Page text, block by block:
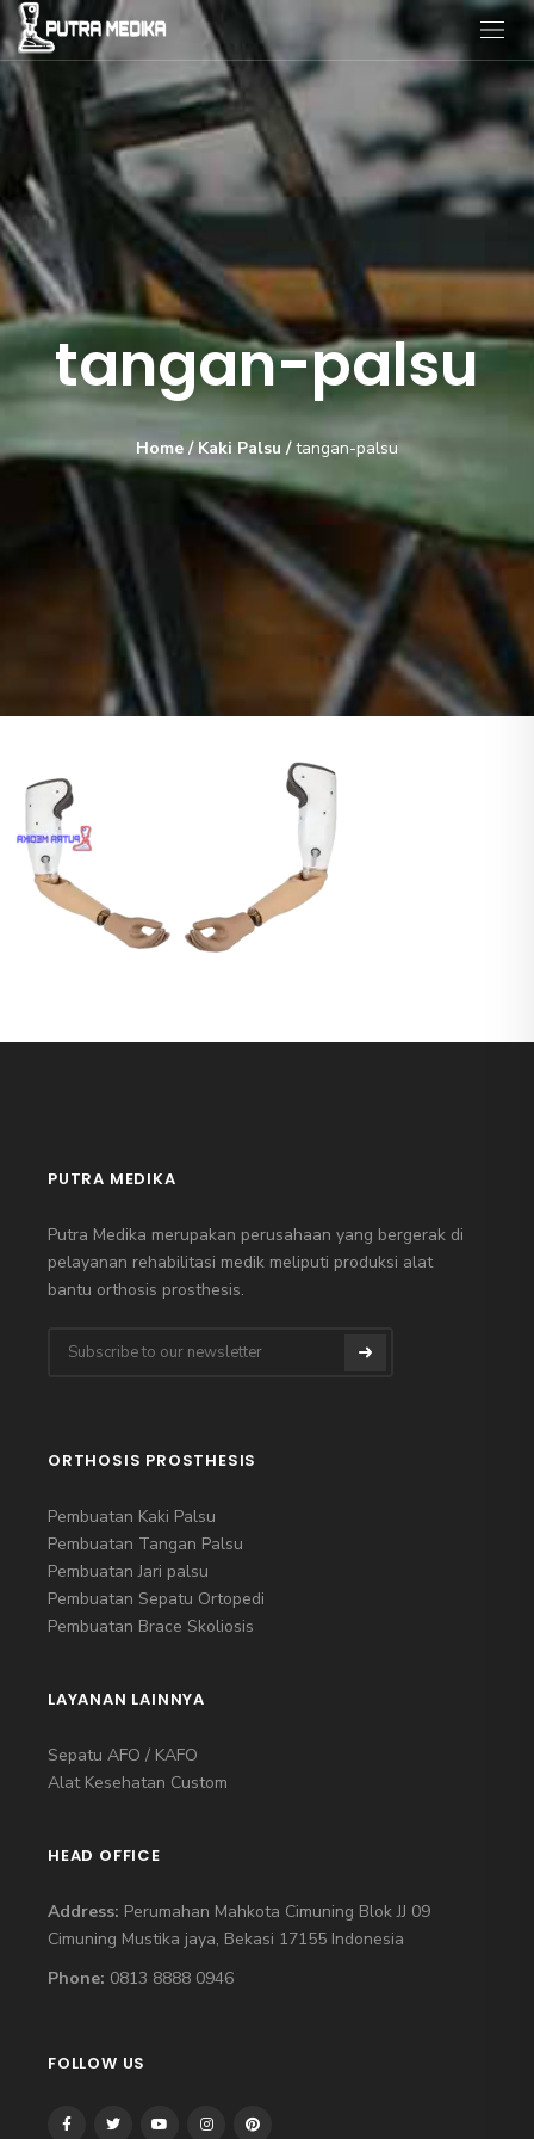
tangan-palsu
Home / Kaki Palsu /tangan-palsu
PUTRA MEDIKA
Putra Medika merupakan perusahaan yang bergerak di
pelayanan rehabilitasi medik meliputi produksi alat
bantu orthosis prosthesis.
ORTHOSIS PROSTHESIS
Pembuatan Kaki Palsu
Pembuatan Tangan Palsu
Pembuatan Jari palsu
Pembuatan Sepatu Ortopedi
Pembuatan Brace Skoliosis
LAYANAN LAINNYA
Sepatu AFO / KAFO
Alat Kesehatan Custom
HEAD OFFICE
Address: Perumahan Mahkota Cimuning Blok JJ 09
Cimuning Mustika jaya, Bekasi 17155 Indonesia
Phone: 0813 8888 0946
FOLLOW US